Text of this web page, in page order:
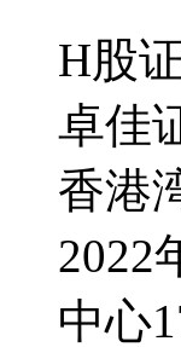
H股
卓佳
香港
2022
中心